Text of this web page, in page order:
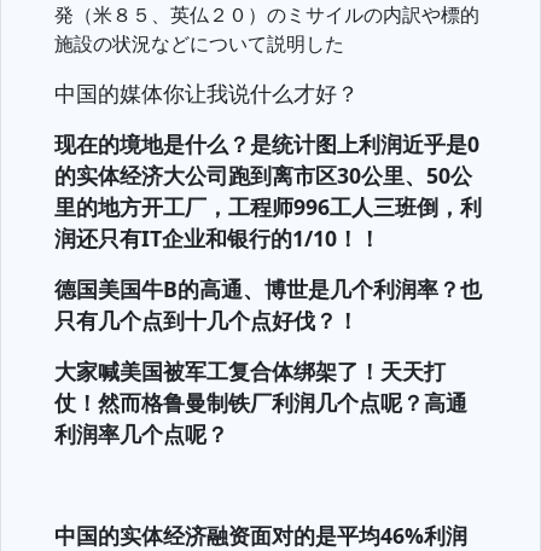
発（米８５、英仏２０）のミサイルの内訳や標的
施設の状況などについて説明した
中国的媒体你让我说什么才好？
现在的境地是什么？是统计图上利润近乎是0
的实体经济大公司跑到离市区30公里、50公
里的地方开工厂，工程师996工人三班倒，利
润还只有IT企业和银行的1/10！！
德国美国牛B的高通、博世是几个利润率？也
只有几个点到十几个点好伐？！
大家喊美国被军工复合体绑架了！天天打
仗！然而格鲁曼制铁厂利润几个点呢？高通
利润率几个点呢？
中国的实体经济融资面对的是平均46%利润